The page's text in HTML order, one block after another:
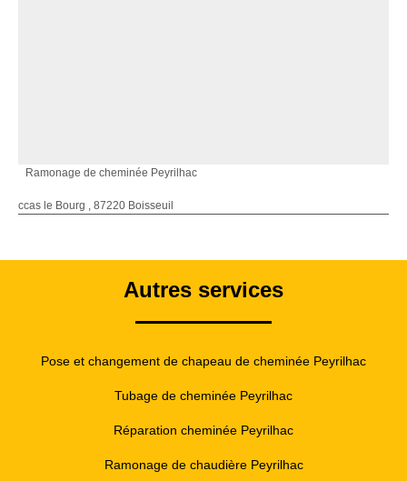
Ramonage de cheminée Peyrilhac
ccas le Bourg , 87220 Boisseuil
Autres services
Pose et changement de chapeau de cheminée Peyrilhac
Tubage de cheminée Peyrilhac
Réparation cheminée Peyrilhac
Ramonage de chaudière Peyrilhac